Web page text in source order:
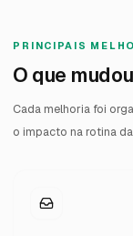
PRINCIPAIS
O que
Cada melhoria foi
o impacto na rotina